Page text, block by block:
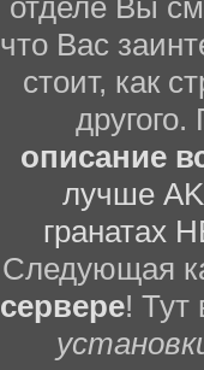
отделе Вы
что Вас
стоит, как
описание
лучше
гранатах
Следующая
сервере! Тут